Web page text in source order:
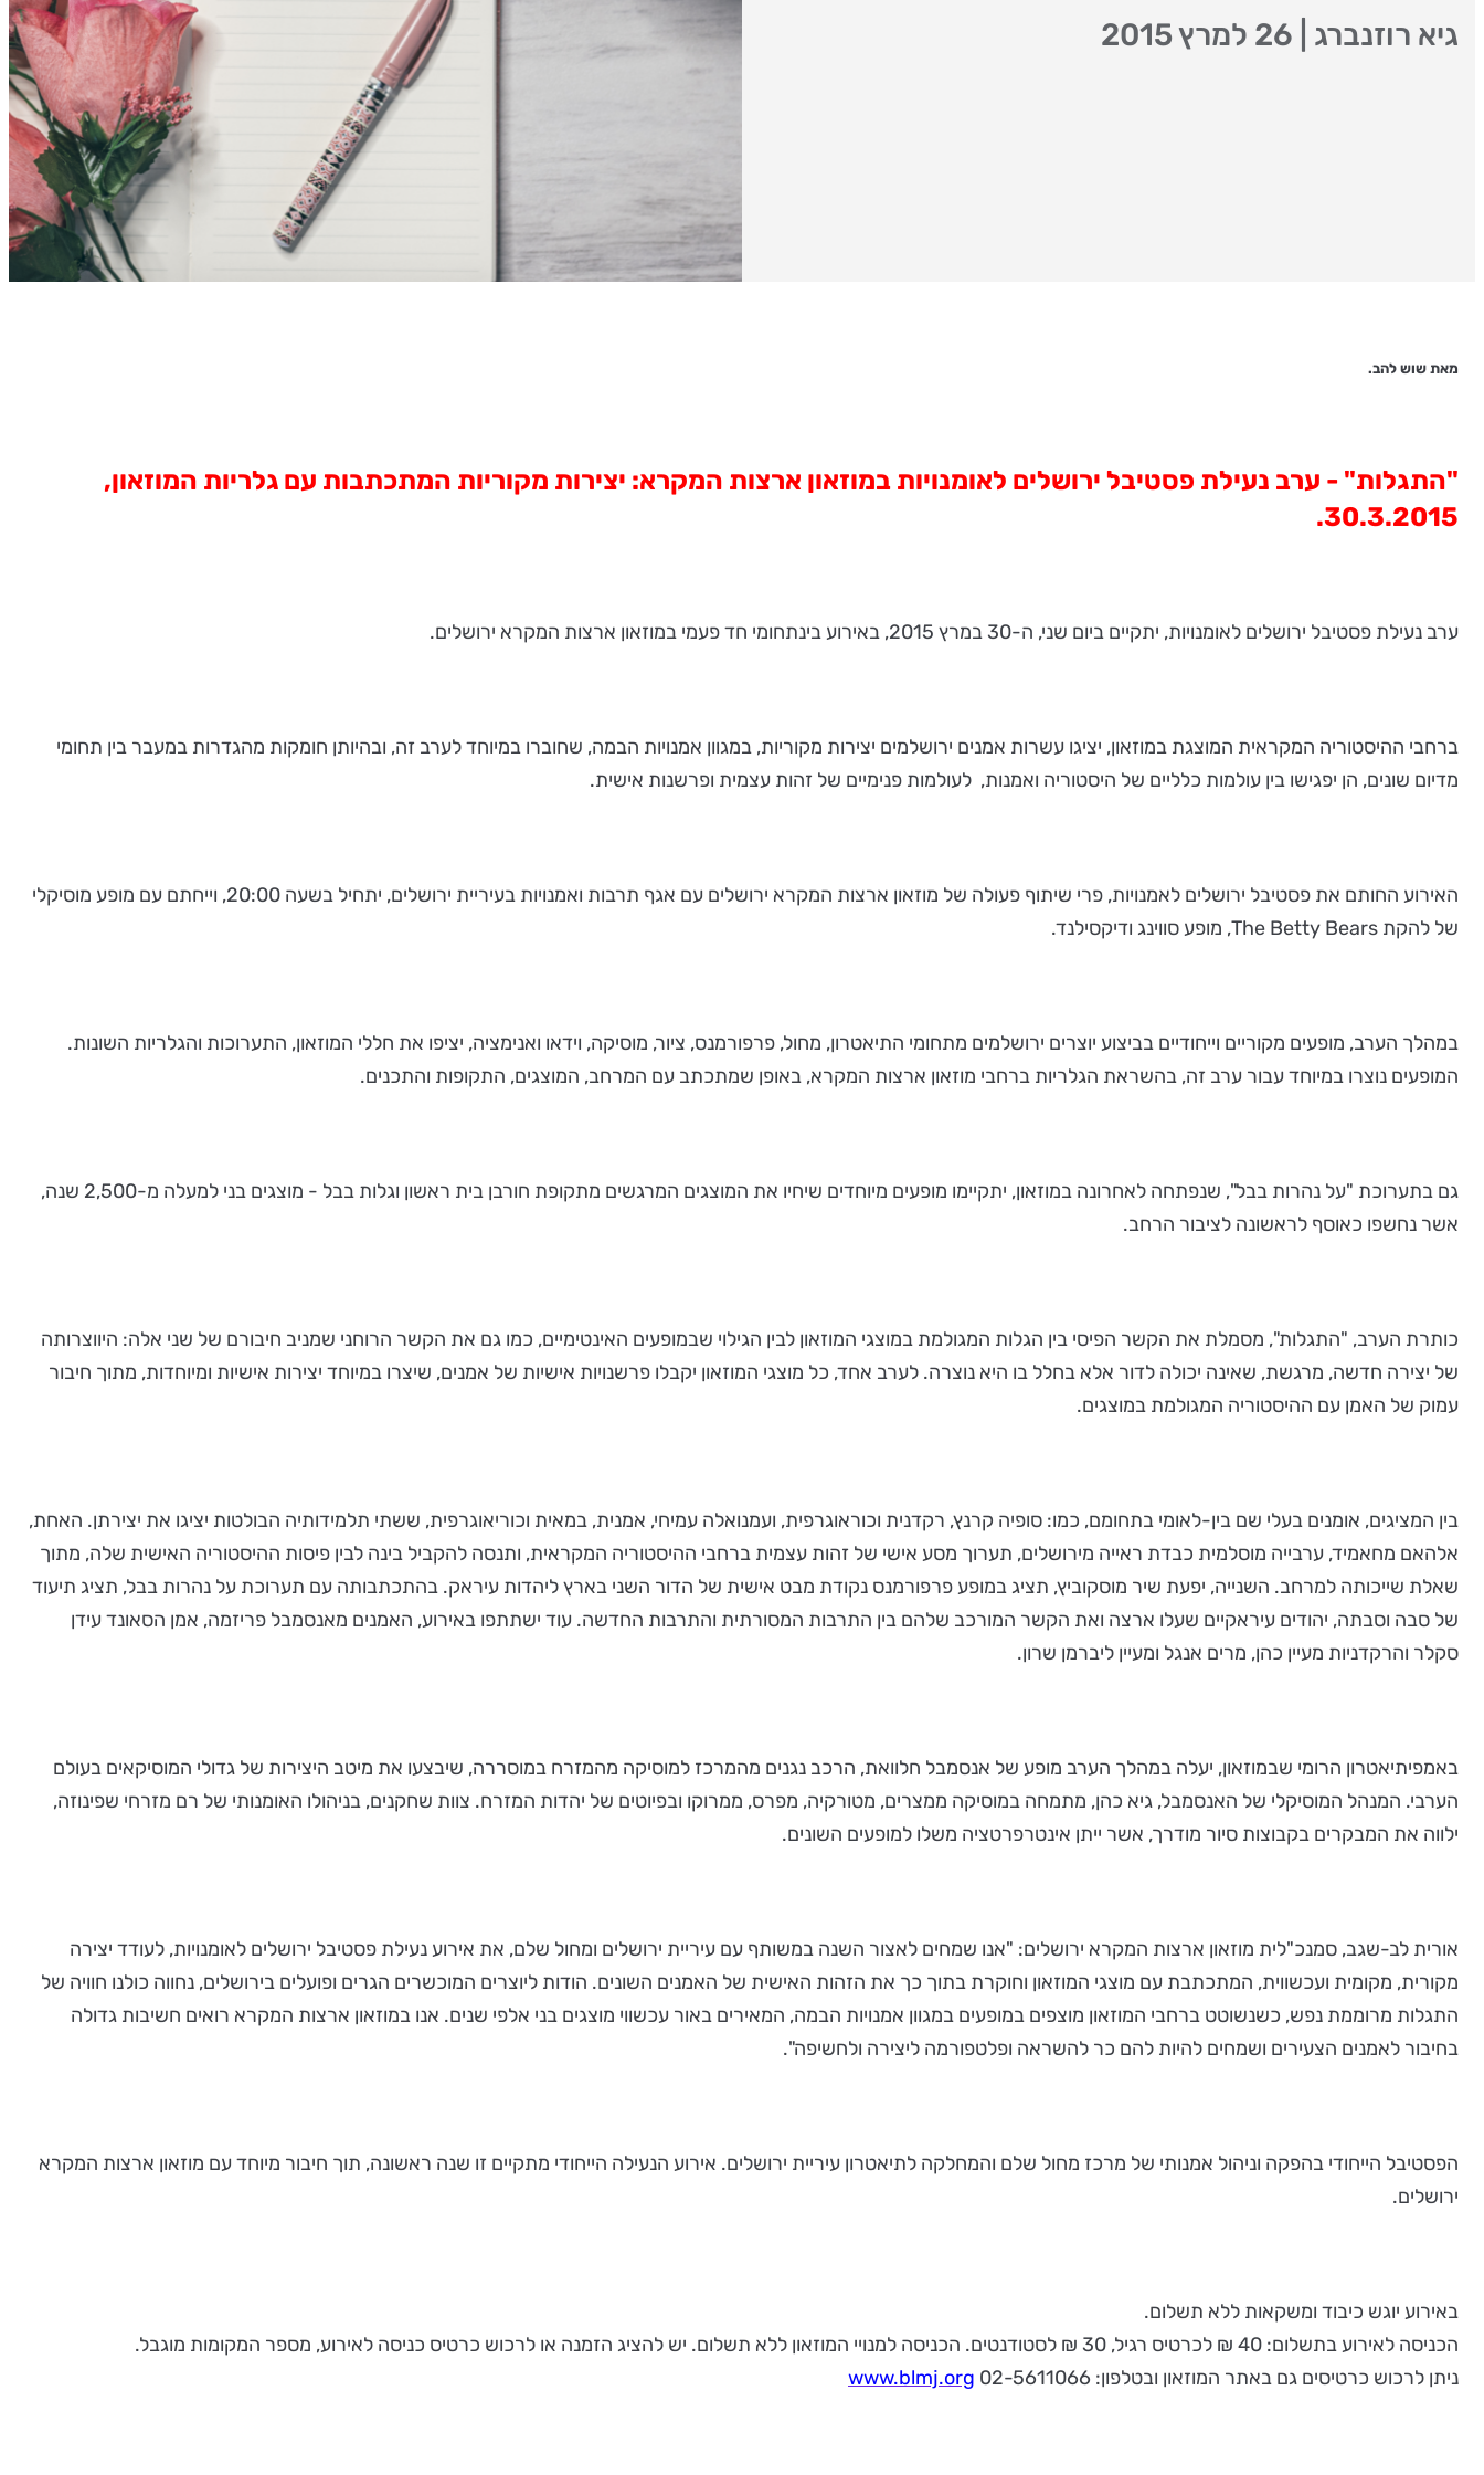
גיא רוזנברג
מאת שוש להב.
"התגלות" - ערב נעילת פסטיבל ירושלים לאומנויות במוזאון ארצות המקרא: יצירות מקוריות המתכתבות עם גלריות המוזאון,
30.3.2015.
ערב נעילת פסטיבל ירושלים לאומנויות, יתקיים ביום שני, ה-30 במרץ 2015, באירוע בינתחומי חד פעמי במוזאון ארצות המקרא ירושלים.
ברחבי ההיסטוריה המקראית המוצגת במוזאון, יציגו עשרות אמנים ירושלמים יצירות מקוריות, במגוון אמנויות הבמה, שחוברו במיוחד לערב זה, ובהיותן חומקות מהגדרות במעבר בין תחומי
מדיום שונים, הן יפגישו בין עולמות כלליים של היסטוריה ואמנות, לעולמות פנימיים של זהות עצמית ופרשנות אישית.
האירוע החותם את פסטיבל ירושלים לאמנויות, פרי שיתוף פעולה של מוזאון ארצות המקרא ירושלים עם אגף תרבות ואמנויות בעיריית ירושלים, יתחיל בשעה 20:00, וייחתם עם מופע מוסיקלי
של להקת The Betty Bears, מופע סווינג ודיקסילנד.
במהלך הערב, מופעים מקוריים וייחודיים בביצוע יוצרים ירושלמים מתחומי התיאטרון, מחול, פרפורמנס, ציור, מוסיקה, וידאו ואנימציה, יציפו את חללי המוזאון, התערוכות והגלריות השונות.
המופעים נוצרו במיוחד עבור ערב זה, בהשראת הגלריות ברחבי מוזאון ארצות המקרא, באופן שמתכתב עם המרחב, המוצגים, התקופות והתכנים.
גם בתערוכת "על נהרות בבל", שנפתחה לאחרונה במוזאון, יתקיימו מופעים מיוחדים שיחיו את המוצגים המרגשים מתקופת חורבן בית ראשון וגלות בבל - מוצגים בני למעלה מ-2,500 שנה,
אשר נחשפו כאוסף לראשונה לציבור הרחב.
כותרת הערב, "התגלות", מסמלת את הקשר הפיסי בין הגלות המגולמת במוצגי המוזאון לבין הגילוי שבמופעים האינטימיים, כמו גם את הקשר הרוחני שמניב חיבורם של שני אלה: היווצרותה
של יצירה חדשה, מרגשת, שאינה יכולה לדור אלא בחלל בו היא נוצרה. לערב אחד, כל מוצגי המוזאון יקבלו פרשנויות אישיות של אמנים, שיצרו במיוחד יצירות אישיות ומיוחדות, מתוך חיבור
עמוק של האמן עם ההיסטוריה המגולמת במוצגים.
בין המציגים, אומנים בעלי שם בין-לאומי בתחומם, כמו: סופיה קרנץ, רקדנית וכוראוגרפית, ועמנואלה עמיחי, אמנית, במאית וכוריאוגרפית, ששתי תלמידותיה הבולטות יציגו את יצירתן. האחת,
אלהאם מחאמיד, ערבייה מוסלמית כבדת ראייה מירושלים, תערוך מסע אישי של זהות עצמית ברחבי ההיסטוריה המקראית, ותנסה להקביל בינה לבין פיסות ההיסטוריה האישית שלה, מתוך
שאלת שייכותה למרחב. השנייה, יפעת שיר מוסקוביץ, תציג במופע פרפורמנס נקודת מבט אישית של הדור השני בארץ ליהדות עיראק. בהתכתבותה עם תערוכת על נהרות בבל, תציג תיעוד
של סבה וסבתה, יהודים עיראקיים שעלו ארצה ואת הקשר המורכב שלהם בין התרבות המסורתית והתרבות החדשה. עוד ישתתפו באירוע, האמנים מאנסמבל פריזמה, אמן הסאונד עידן
סקלר והרקדניות מעיין כהן, מרים אנגל ומעיין ליברמן שרון.
באמפיתיאטרון הרומי שבמוזאון, יעלה במהלך הערב מופע של אנסמבל חלוואת, הרכב נגנים מהמרכז למוסיקה מהמזרח במוסררה, שיבצעו את מיטב היצירות של גדולי המוסיקאים בעולם
הערבי. המנהל המוסיקלי של האנסמבל, גיא כהן, מתמחה במוסיקה ממצרים, מטורקיה, מפרס, ממרוקו ובפיוטים של יהדות המזרח. צוות שחקנים, בניהולו האומנותי של רם מזרחי שפינוזה,
ילווה את המבקרים בקבוצות סיור מודרך, אשר ייתן אינטרפרטציה משלו למופעים השונים.
אורית לב-שגב, סמנכ"לית מוזאון ארצות המקרא ירושלים: "אנו שמחים לאצור השנה במשותף עם עיריית ירושלים ומחול שלם, את אירוע נעילת פסטיבל ירושלים לאומנויות, לעודד יצירה
מקורית, מקומית ועכשווית, המתכתבת עם מוצגי המוזאון וחוקרת בתוך כך את הזהות האישית של האמנים השונים. הודות ליוצרים המוכשרים הגרים ופועלים בירושלים, נחווה כולנו חוויה של
התגלות מרוממת נפש, כשנשוטט ברחבי המוזאון מוצפים במופעים במגוון אמנויות הבמה, המאירים באור עכשווי מוצגים בני אלפי שנים. אנו במוזאון ארצות המקרא רואים חשיבות גדולה
בחיבור לאמנים הצעירים ושמחים להיות להם כר להשראה ופלטפורמה ליצירה ולחשיפה".
הפסטיבל הייחודי בהפקה וניהול אמנותי של מרכז מחול שלם והמחלקה לתיאטרון עיריית ירושלים. אירוע הנעילה הייחודי מתקיים זו שנה ראשונה, תוך חיבור מיוחד עם מוזאון ארצות המקרא
ירושלים.
באירוע יוגש כיבוד ומשקאות ללא תשלום.
הכניסה לאירוע בתשלום: 40 ₪ לכרטיס רגיל, 30 ₪ לסטודנטים. הכניסה למנויי המוזאון ללא תשלום. יש להציג הזמנה או לרכוש כרטיס כניסה לאירוע, מספר המקומות מוגבל.
ניתן לרכוש כרטיסים גם באתר המוזאון ובטלפון: 02-5611066
www.blmj.org